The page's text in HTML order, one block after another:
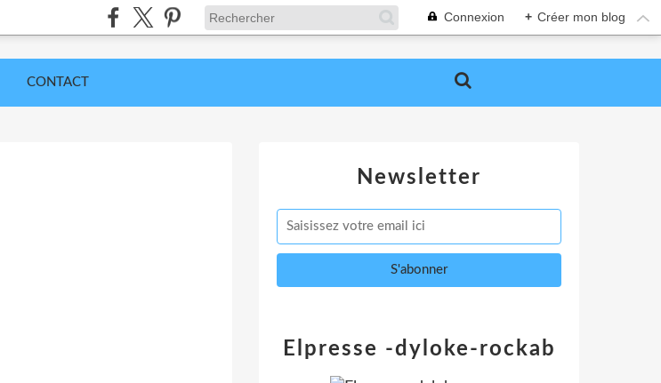
Connexion + Créer mon blog
CONTACT
Newsletter
Elpresse -dyloke-rockab